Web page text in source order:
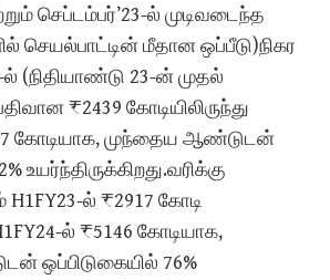
செப்டம்பர்’23-ல் முடிவடைந்த
செயல்பாட்டின் மீதான ஒப்பீடு)நிகர
(நிதியாண்டு 23-ன் முதல்
₹2439 கோடியிலிருந்து
கோடியாக, முந்தைய ஆண்டுடன்
உயர்ந்திருக்கிறது.வரிக்கு
ல் ₹2917 கோடி
ல் ₹5146 கோடியாக,
ஒப்பிடுகையில் 76%